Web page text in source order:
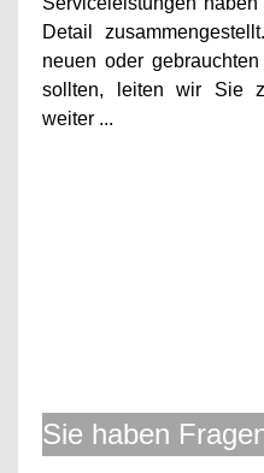
Detail
neuen oder
sollten, leiten wir Sie
weiter ...
Sie haben